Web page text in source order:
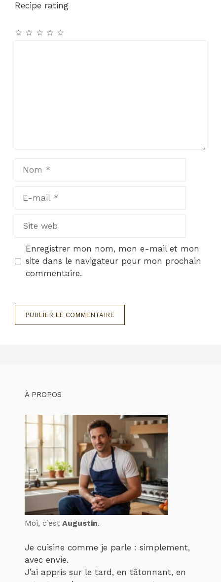
Recipe rating
☆
☆
☆
☆
☆
Site
Enregistrer mon nom, mon e-mail et mon
site dans le navigateur pour mon prochain
commentaire.
À PROPOS
Moi, c’est Augustin.
Je cuisine comme je parle : simplement,
avec envie.
J’ai appris sur le tard, en tâtonnant, en